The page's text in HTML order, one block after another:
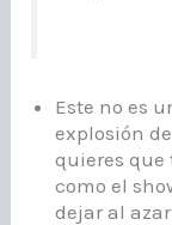
Este no es
explosión
quieres que
como el
dejar al